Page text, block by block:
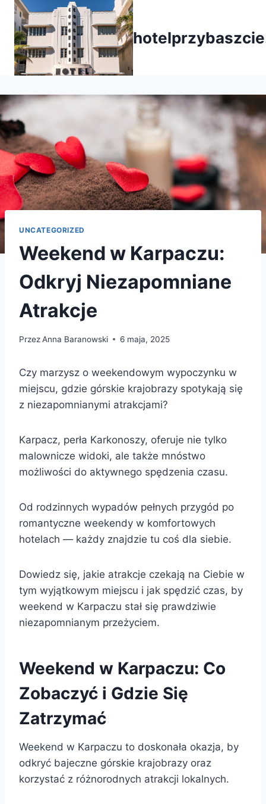
Przejdź
treści
UNCATEGORIZED
Weekend w Karpaczu:
Odkryj Niezapomniane
Atrakcje
PrzezAnna Baranowski 6 maja, 2025
Czy marzysz o weekendowym wypoczynku w
miejscu, gdzie górskie krajobrazy spotykają się
z niezapomnianymi atrakcjami?
Karpacz, perła Karkonoszy, oferuje nie tylko
malownicze widoki, ale także mnóstwo
możliwości do aktywnego spędzenia czasu.
Od rodzinnych wypadów pełnych przygód po
romantyczne weekendy w komfortowych
hotelach — każdy znajdzie tu coś dla siebie.
Dowiedz się, jakie atrakcje czekają na Ciebie w
tym wyjątkowym miejscu i jak spędzić czas, by
weekend w Karpaczu stał się prawdziwie
niezapomnianym przeżyciem.
Weekend w Karpaczu: Co
Zobaczyć i Gdzie Się
Zatrzymać
Weekend w Karpaczu to doskonała okazja, by
odkryć bajeczne górskie krajobrazy oraz
korzystać z różnorodnych atrakcji lokalnych.